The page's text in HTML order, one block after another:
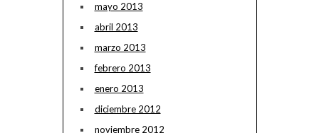
mayo 2013
abril 2013
marzo 2013
febrero 2013
enero 2013
diciembre 2012
noviembre 2012